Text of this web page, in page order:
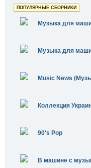
ПОПУЛЯРНЫЕ СБОРНИКИ
Музыка для
Музыка для
Music News
Коллекция
90's Pop
В машине с